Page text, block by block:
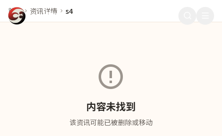
911爆料
首页 资讯详情 s4
内容未找到
该资讯可能已被删除或移动